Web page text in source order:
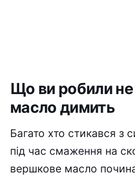
Що ви робили
масло димить
Багато хто стикався з
під час смаження на
вершкове масло